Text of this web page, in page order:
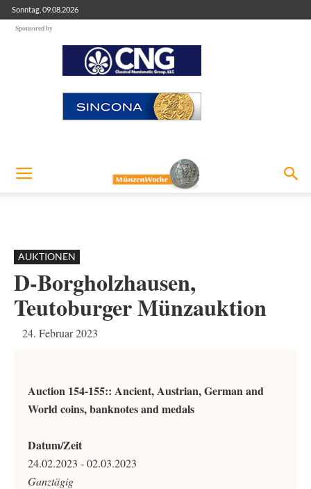
Sonntag, 09.08.2026
Sponsored by
AUKTIONEN
D-Borgholzhausen,
Teutoburger Münzauktion
24. Februar 2023
Auction 154-155:: Ancient, Austrian, German and
World coins, banknotes and medals
Datum/Zeit
24.02.2023 - 02.03.2023
Ganztägig